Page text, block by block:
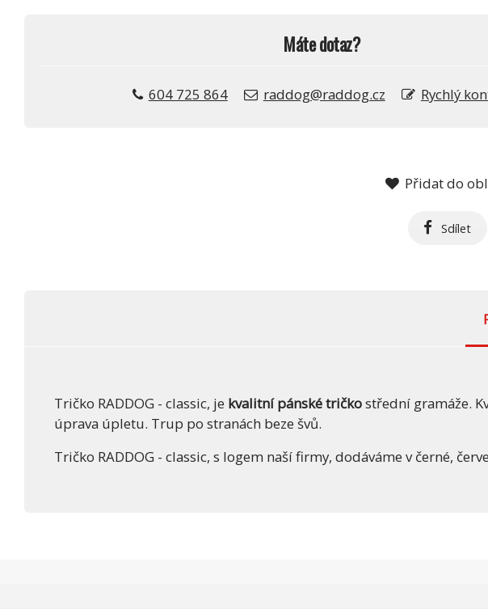
Máte dotaz?
604 725 864 raddog@raddog.cz Rychlý
Přidat do
Sdílet
Tričko RADDOG - classic, je kvalitní pánské tričkostřední gramáže.
úprava úpletu. Trup po stranách beze švů.
Tričko RADDOG - classic, s logem naší firmy, dodáváme v černé,